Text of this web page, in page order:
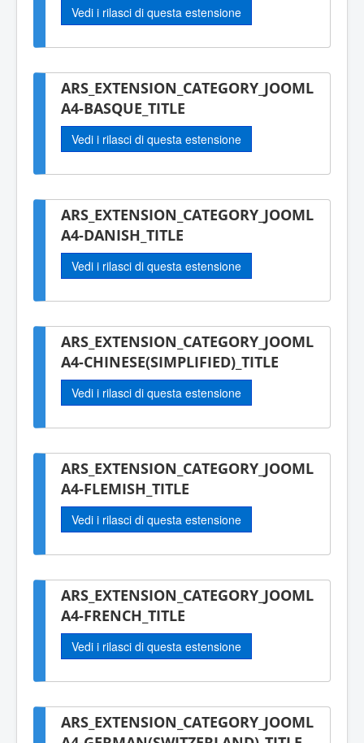
Vedi i rilasci di questa estensione
ARS_EXTENSION_CATEGORY_JOOML
A4-BASQUE_TITLE
Vedi i rilasci di questa estensione
ARS_EXTENSION_CATEGORY_JOOML
A4-DANISH_TITLE
Vedi i rilasci di questa estensione
ARS_EXTENSION_CATEGORY_JOOML
A4-CHINESE(SIMPLIFIED)_TITLE
Vedi i rilasci di questa estensione
ARS_EXTENSION_CATEGORY_JOOML
A4-FLEMISH_TITLE
Vedi i rilasci di questa estensione
ARS_EXTENSION_CATEGORY_JOOML
A4-FRENCH_TITLE
Vedi i rilasci di questa estensione
ARS_EXTENSION_CATEGORY_JOOML